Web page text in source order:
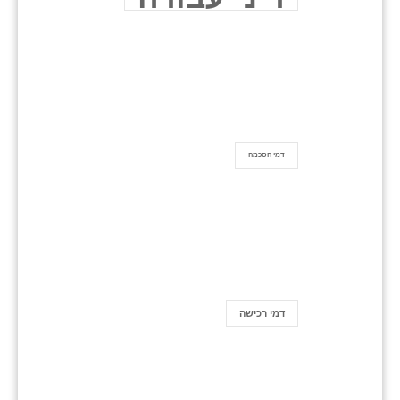
דמי הסכמה
דמי רכישה